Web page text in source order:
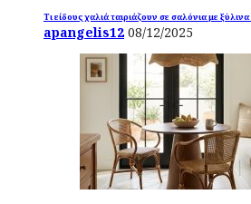
Τι είδους χαλιά ταιριάζουν σε σαλόνια με
apangelis12 08/12/2025